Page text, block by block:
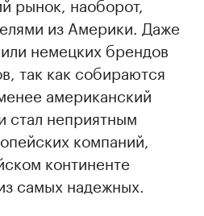
из Америки. Даже
немецких брендов
так как собираются
американский
стал неприятным
компаний,
континенте
самых надежных.